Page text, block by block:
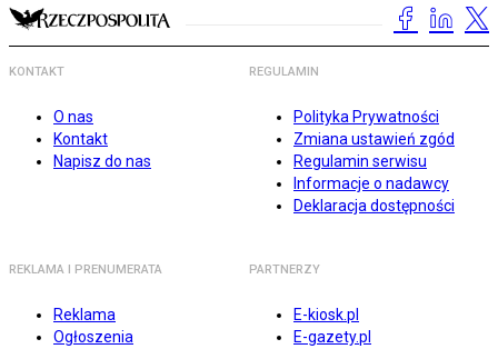
KONTAKT
O nas
Kontakt
Napisz do nas
REGULAMIN
Polityka Prywatności
Zmiana ustawień zgód
Regulamin serwisu
Informacje o nadawcy
Deklaracja dostępności
REKLAMA I PRENUMERATA
Reklama
Ogłoszenia
PARTNERZY
E-kiosk.pl
E-gazety.pl